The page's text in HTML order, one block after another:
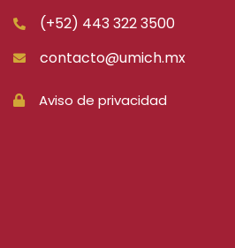
(+52) 443 322 3500
contacto@umich.mx
Aviso de privacidad